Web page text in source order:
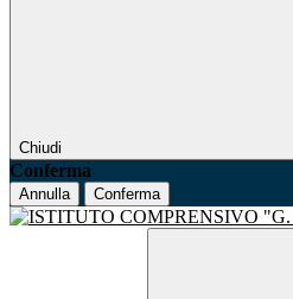
Chiudi
Conferma
Annulla Conferma